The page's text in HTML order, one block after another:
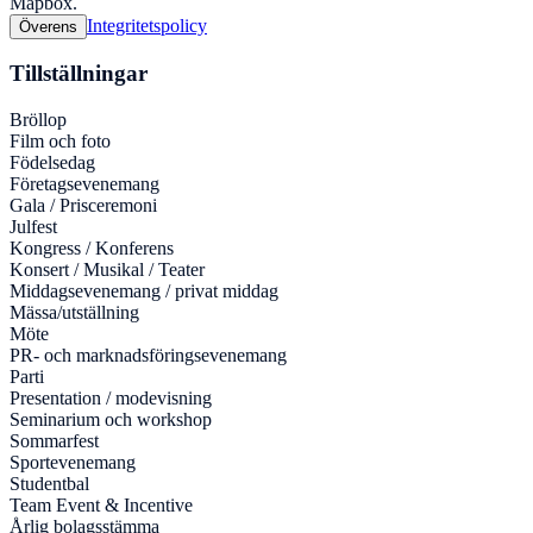
Överens Integritetspolicy
Tillställningar
Bröllop
Film och foto
Födelsedag
Företagsevenemang
Gala / Prisceremoni
Julfest
Kongress / Konferens
Konsert / Musikal / Teater
Middagsevenemang / privat middag
Mässa/utställning
Möte
PR- och marknadsföringsevenemang
Parti
Presentation / modevisning
Seminarium och workshop
Sommarfest
Sportevenemang
Studentbal
Team Event & Incentive
Årlig bolagsstämma